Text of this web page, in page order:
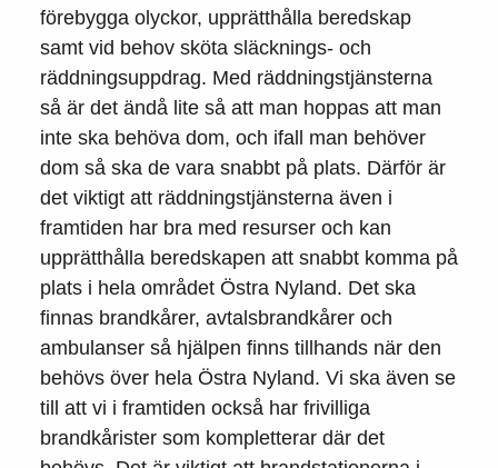
förebygga olyckor, upprätthålla beredskap
samt vid behov sköta släcknings- och
räddningsuppdrag. Med räddningstjänsterna
så är det ändå lite så att man hoppas att man
inte ska behöva dom, och ifall man behöver
dom så ska de vara snabbt på plats. Därför är
det viktigt att räddningstjänsterna även i
framtiden har bra med resurser och kan
upprätthålla beredskapen att snabbt komma på
plats i hela området Östra Nyland. Det ska
finnas brandkårer, avtalsbrandkårer och
ambulanser så hjälpen finns tillhands när den
behövs över hela Östra Nyland. Vi ska även se
till att vi i framtiden också har frivilliga
brandkårister som kompletterar där det